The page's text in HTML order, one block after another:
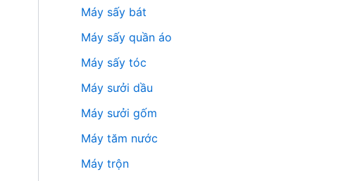
Máy sấy bát
Máy sấy quần áo
Máy sấy tóc
Máy sưởi dầu
Máy sưởi gốm
Máy tăm nước
Máy trộn